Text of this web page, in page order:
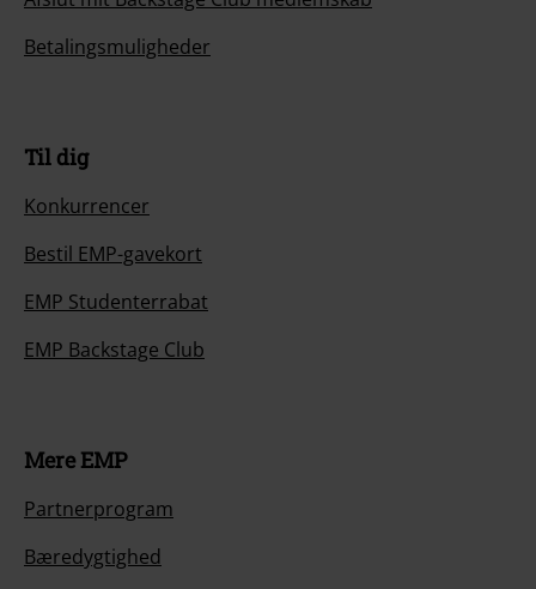
Betalingsmuligheder
Til dig
Konkurrencer
Bestil EMP-gavekort
EMP Studenterrabat
EMP Backstage Club
Mere EMP
Partnerprogram
Bæredygtighed